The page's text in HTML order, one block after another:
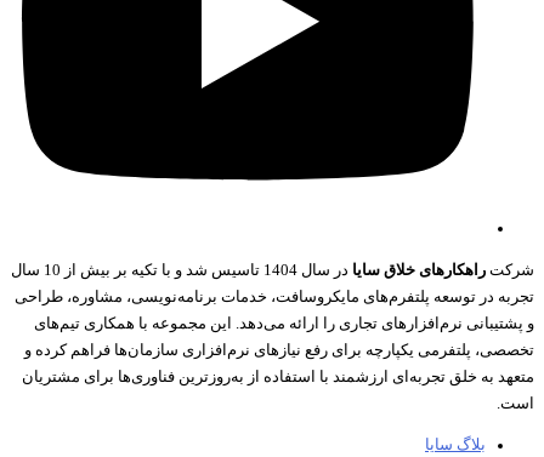
راهکارهای خلاق سایا
در سال 1404 تاسیس شد و با تکیه بر بیش از 10 سال
در توسعه پلتفرم‌های مایکروسافت، خدمات برنامه‌نویسی، مشاوره، طراحی
نرم‌افزارهای تجاری را ارائه می‌دهد. این مجموعه با همکاری تیم‌های
پلتفرمی یکپارچه برای رفع نیازهای نرم‌افزاری سازمان‌ها فراهم کرده و
به خلق تجربه‌ای ارزشمند با استفاده از به‌روزترین فناوری‌ها برای مشتریان
بلاگ سایا